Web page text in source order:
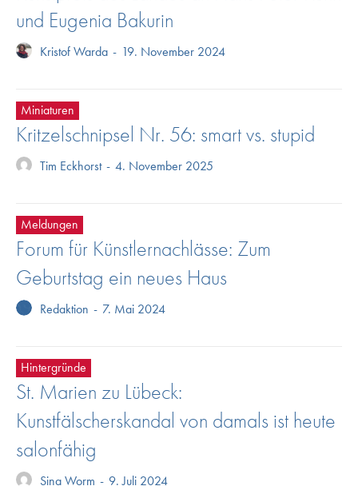
und Eugenia Bakurin
Kristof Warda - 19. November 2024
Miniaturen
Kritzelschnipsel Nr. 56: smart vs. stupid
Tim Eckhorst - 4. November 2025
Meldungen
Forum für Künstlernachlässe: Zum
Geburtstag ein neues Haus
Redaktion - 7. Mai 2024
Hintergründe
St. Marien zu Lübeck:
Kunstfälscherskandal von damals ist heute
salonfähig
Sina Worm - 9. Juli 2024